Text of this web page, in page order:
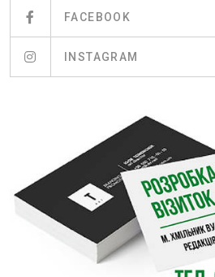
FACEBOOK
INSTAGRAM